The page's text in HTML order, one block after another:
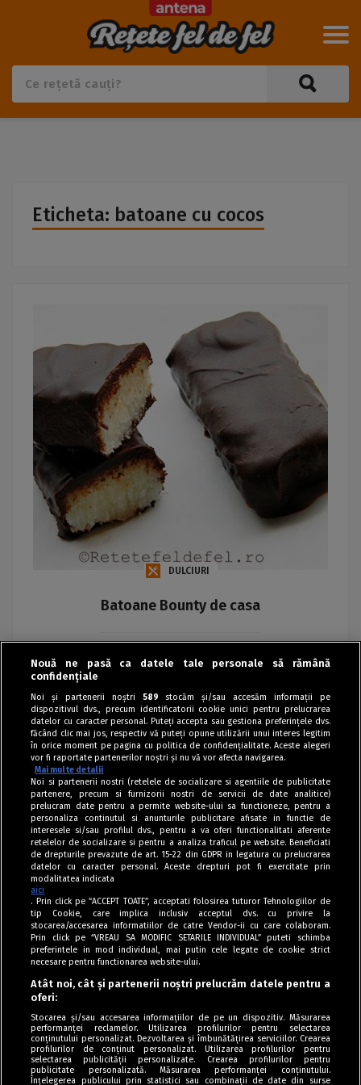
Eticheta: batoane cu cocos
DULCIURI
Batoane Bounty de casa
Tag index
Program Antena 1
Politica de cookies
Politica de confidențialitate
Nouă ne pasă ca datele tale personale să rămână
confidențiale
Noi și partenerii noștri 589 stocăm și/sau accesăm informații pe
dispozitivul dvs., precum identificatorii cookie unici pentru prelucrarea
datelor cu caracter personal. Puteți accepta sau gestiona preferințele dvs.
făcând clic mai jos, respectiv vă puteți opune utilizării unui interes legitim
în orice moment pe pagina cu politica de confidențialitate. Aceste alegeri
vor fi raportate partenerilor noștri și nu vă vor afecta navigarea.
Mai multe detalii
Noi si partenerii nostri (retelele de socializare si agentiile de publicitate
partenere, precum si furnizorii nostri de servicii de date analitice)
prelucram date pentru a permite website-ului sa functioneze, pentru a
personaliza continutul si anunturile publicitare afisate in functie de
interesele si/sau profilul dvs., pentru a va oferi functionalitati aferente
retelelor de socializare si pentru a analiza traficul pe website. Beneficiati
de drepturile prevazute de art. 15-22 din GDPR in legatura cu prelucrarea
datelor cu caracter personal. Aceste drepturi pot fi exercitate prin
modalitatea indicata
aici
. Prin click pe “ACCEPT TOATE”, acceptati folosirea tuturor Tehnologiilor de
tip Cookie, care implica inclusiv acceptul dvs. cu privire la
stocarea/accesarea informatiilor de catre Vendor-ii cu care colaboram.
Prin click pe “VREAU SA MODIFIC SETARILE INDIVIDUAL” puteti schimba
preferintele in mod individual, mai putin cele legate de cookie strict
necesare pentru functionarea website-ului.
Atât noi, cât și partenerii noștri prelucrăm datele pentru a
oferi:
Stocarea și/sau accesarea informațiilor de pe un dispozitiv. Măsurarea
performanței reclamelor. Utilizarea profilurilor pentru selectarea
conținutului personalizat. Dezvoltarea și îmbunătățirea serviciilor. Crearea
profilurilor de conținut personalizat. Utilizarea profilurilor pentru
selectarea publicității personalizate. Crearea profilurilor pentru
publicitate personalizată. Măsurarea performanței conținutului.
Înțelegerea publicului prin statistici sau combinații de date din surse